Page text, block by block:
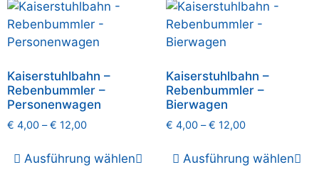
Kaiserstuhlbahn –
Rebenbummler –
Personenwagen
€ 4,00 –€ 12,00
Ausführung wählen
Kaiserstuhlbahn –
Rebenbummler –
Bierwagen
€ 4,00–€ 12,00
Ausführung wählen